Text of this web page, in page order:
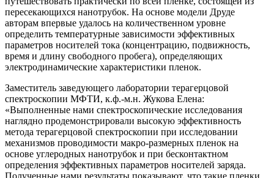
пересекающихся нанотрубок. На основе модели Друде
авторам впервые удалось на количественном уровне
определить температурные зависимости эффективных
параметров носителей тока (концентрацию, подвижность,
время и длину свободного пробега), определяющих
электродинамические характеристики пленок.
Заместитель заведующего лаборатории терагерцовой
спектроскопии МФТИ, к.ф.-м.н. Жукова Елена:
«Выполненные нами спектроскопические исследования
наглядно продемонстрировали высокую эффективность
метода терагерцовой спектроскопии при исследовании
механизмов проводимости макро-размерных пленок на
основе углеродных нанотрубок и при бесконтактном
определения эффективных параметров носителей заряда.